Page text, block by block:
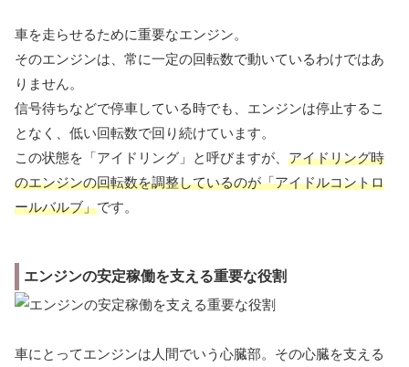
車を走らせるために重要なエンジン。
そのエンジンは、常に一定の回転数で動いているわけではあ
りません。
信号待ちなどで停車している時でも、エンジンは停止するこ
となく、低い回転数で回り続けています。
この状態を「アイドリング」と呼びますが、 アイドリング時
のエンジンの回転数を調整しているのが「アイドルコントロ
ールバルブ」です。
エンジンの安定稼働を支える重要な役割
車にとってエンジンは人間でいう心臓部。その心臓を支える